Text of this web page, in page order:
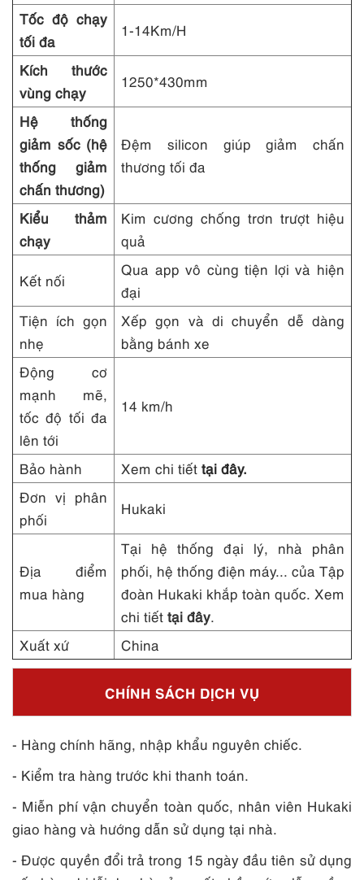
Tốc độ chạy
tối đa
1-14Km/H
Kích thước
vùng chạy
1250*430mm
Hệ thống
giảm sốc (hệ
thống giảm
chấn thương)
Đệm silicon giúp giảm chấn
thương tối đa
Kiểu thảm
chạy
Kim cương chống trơn trượt hiệu
quả
Kết nối
Qua app vô cùng tiện lợi và hiện
đại
Tiện ích gọn
nhẹ
Xếp gọn và di chuyển dễ dàng
bằng bánh xe
Động cơ
mạnh mẽ,
tốc độ tối đa
lên tới
14 km/h
Bảo hành Xem chi tiết tại đây.
Đơn vị phân
phối
Hukaki
Địa điểm
mua hàng
Tại hệ thống đại lý, nhà phân
phối, hệ thống điện máy... của Tập
đoàn Hukaki khắp toàn quốc. Xem
chi tiết tại đây.
Xuất xứ
China
CHÍNH SÁCH DỊCH VỤ
- Hàng chính hãng, nhập khẩu nguyên chiếc.
- Kiểm tra hàng trước khi thanh toán.
- Miễn phí vận chuyển toàn quốc, nhân viên Hukaki
giao hàng và hướng dẫn sử dụng tại nhà.
- Được quyền đổi trả trong 15 ngày đầu tiên sử dụng